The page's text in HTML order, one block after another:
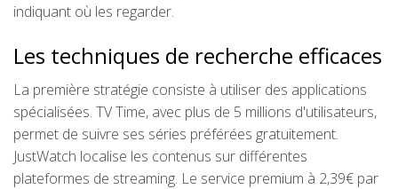
indiquant où les regarder.
Les techniques de recherche efficaces
La première stratégie consiste à utiliser des applications
spécialisées. TV Time, avec plus de 5 millions d'utilisateurs,
permet de suivre ses séries préférées gratuitement.
JustWatch localise les contenus sur différentes
plateformes de streaming. Le service premium à 2,39€ par